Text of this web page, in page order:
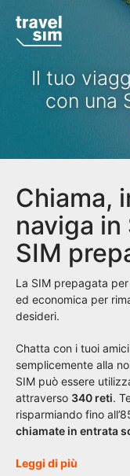
Il tuo
con una
Chiama,
naviga in
SIM
La SIM prepagata
ed economica per
desideri.
Chatta con i tuoi
semplicemente alla
SIM può essere
attraverso 340 reti.
risparmiando fino
chiamate in entrata
Leggi di più